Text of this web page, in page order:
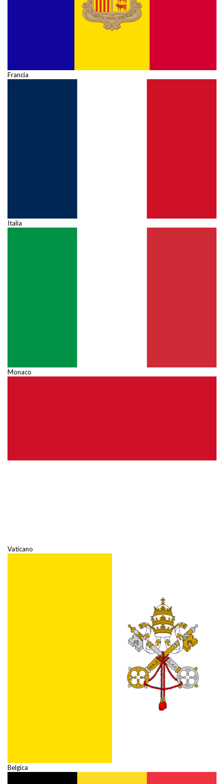
Francia
Italia
Monaco
Vaticano
Belgica